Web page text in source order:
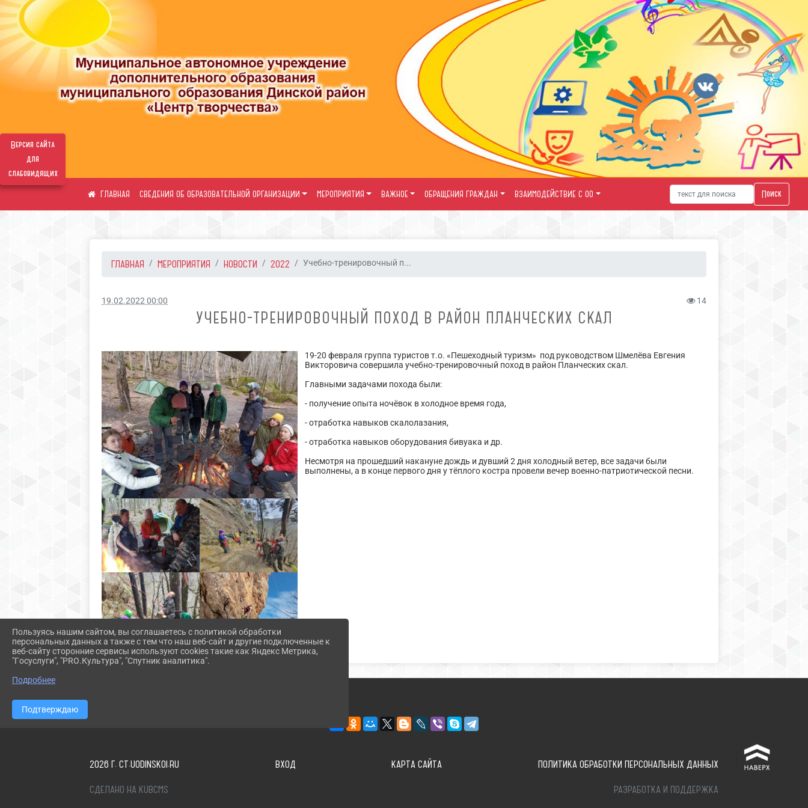
Версия сайта
для
слабовидящих
СВЕДЕНИЯ ОБ ОБРАЗОВАТЕЛЬНОЙ ОРГАНИЗАЦИИ МЕРОПРИЯТИЯ ВАЖНОЕ ОБРАЩЕНИЯ ГРАЖДАН ВЗАИМОДЕЙСТВИЕ С ОО Поиск
ГЛАВНАЯ МЕРОПРИЯТИЯ НОВОСТИ 2022 Учебно-тренировочный п...
19.02.2022 00:00 14
УЧЕБНО-ТРЕНИРОВОЧНЫЙ ПОХОД В РАЙОН ПЛАНЧЕСКИХ СКАЛ
19-20 февраля группа туристов т.о. «Пешеходный туризм» под руководством Шмелёва Евгения
Викторовича совершила учебно-тренировочный поход в район Планческих скал.
Главными задачами похода были:
- получение опыта ночёвок в холодное время года,
- отработка навыков скалолазания,
- отработка навыков оборудования бивуака и др.
Несмотря на прошедший накануне дождь и дувший 2 дня холодный ветер, все задачи были
выполнены, а в конце первого дня у тёплого костра провели вечер военно-патриотической песни.
^
2026 Г. CT.UODINSKOI.RU ВХОД КАРТА САЙТА ПОЛИТИКА ОБРАБОТКИ ПЕРСОНАЛЬНЫХ ДАННЫХ
СДЕЛАНО НА KUBCMS РАЗРАБОТКА И ПОДДЕРЖКА
Пользуясь нашим сайтом, вы соглашаетесь с политикой обработки
персональных данных а также с тем что наш веб-сайт и другие подключенные к
веб-сайту сторонние сервисы используют cookies такие как Яндекс Метрика,
"Госуслуги", "PRO.Культура", "Спутник аналитика".
Подробнее
Подтверждаю